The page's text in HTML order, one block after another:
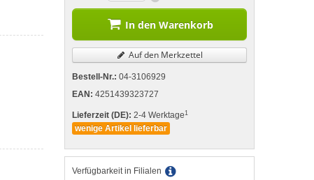
In den Warenkorb
Auf den Merkzettel
Bestell-Nr.: 04-3106929
EAN: 4251439323727
Lieferzeit (DE): 2-4 Werktage 1
wenige Artikel lieferbar
Verfügbarkeit in Filialen